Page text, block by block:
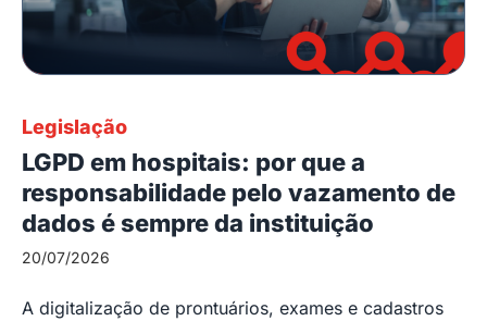
Legislação
LGPD em hospitais: por que a
responsabilidade pelo vazamento de
dados é sempre da instituição
20/07/2026
A digitalização de prontuários, exames e cadastros